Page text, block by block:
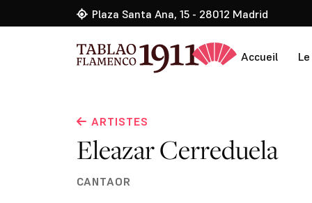
Plaza Santa Ana, 15 - 28012 Madrid
Accueil
ARTISTES
Eleazar Cerreduela
CANTAOR